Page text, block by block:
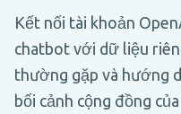
Kết nối tài khoản
chatbot với dữ liệu
thường gặp và hướng
bối cảnh cộng đồng